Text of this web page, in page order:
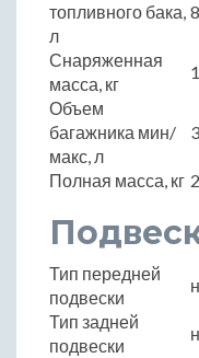
топливного бака,
л
Снаряженная
масса, кг
Объем
багажника мин/
макс, л
Полная масса, кг
Тип передней
подвески
Тип задней
подвески